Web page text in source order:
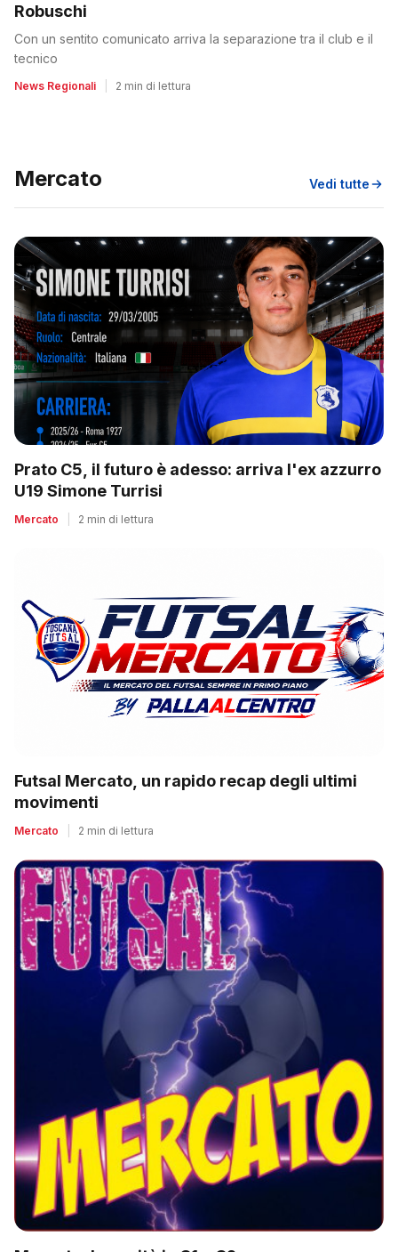
Robuschi
Con un sentito comunicato arriva la separazione tra il club e il
tecnico
News Regionali 2 min di lettura
Mercato Vedi tutte
Prato C5, il futuro è adesso: arriva l'ex azzurro
U19 Simone Turrisi
Mercato 2 min di lettura
Futsal Mercato, un rapido recap degli ultimi
movimenti
Mercato 2 min di lettura